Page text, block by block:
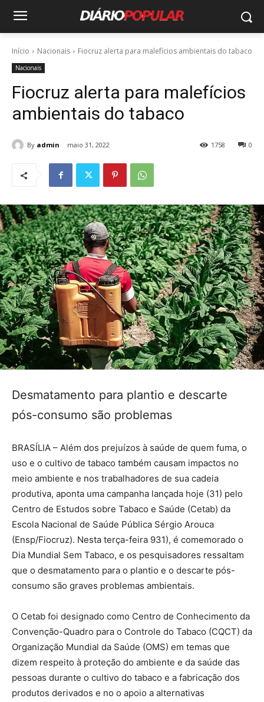
Início Nacionais Fiocruz alerta para malefícios ambientais do tabaco
Nacionais
Fiocruz alerta para malefícios
ambientais do tabaco
By admin maio 31, 2022 0
1758
Desmatamento para plantio e descarte
pós-consumo são problemas
BRASÍLIA – Além dos prejuízos à saúde de quem fuma, o
uso e o cultivo de tabaco também causam impactos no
meio ambiente e nos trabalhadores de sua cadeia
produtiva, aponta uma campanha lançada hoje (31) pelo
Centro de Estudos sobre Tabaco e Saúde (Cetab) da
Escola Nacional de Saúde Pública Sérgio Arouca
(Ensp/Fiocruz). Nesta terça-feira 931), é comemorado o
Dia Mundial Sem Tabaco, e os pesquisadores ressaltam
que o desmatamento para o plantio e o descarte pós-
consumo são graves problemas ambientais.
O Cetab foi designado como Centro de Conhecimento da
Convenção-Quadro para o Controle do Tabaco (CQCT) da
Organização Mundial da Saúde (OMS) em temas que
dizem respeito à proteção do ambiente e da saúde das
pessoas durante o cultivo do tabaco e a fabricação dos
produtos derivados e no o apoio a alternativas